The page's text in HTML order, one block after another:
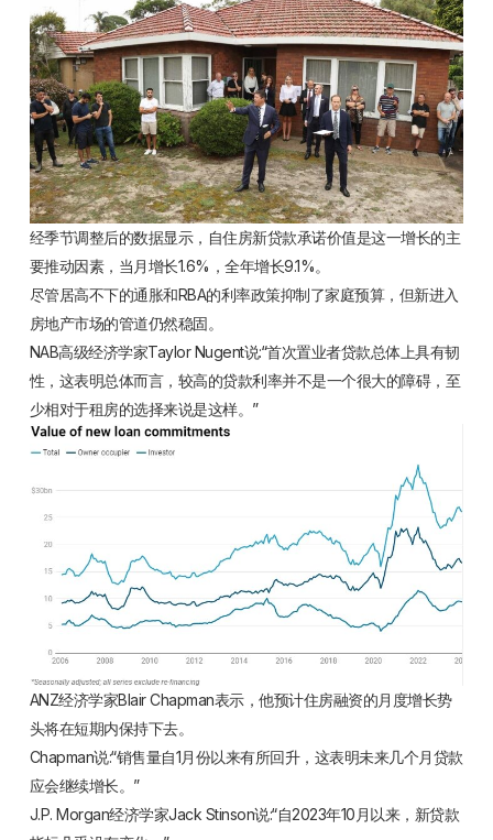
经季节调整后的数据显示，自住房新贷款承诺价值是这一增长的主
要推动因素，当月增长1.6%，全年增长9.1%。
尽管居高不下的通胀和RBA的利率政策抑制了家庭预算，但新进入
房地产市场的管道仍然稳固。
NAB高级经济学家Taylor Nugent说:“首次置业者贷款总体上具有韧
性，这表明总体而言，较高的贷款利率并不是一个很大的障碍，至
少相对于租房的选择来说是这样。”
ANZ经济学家Blair Chapman表示，他预计住房融资的月度增长势
头将在短期内保持下去。
Chapman说:“销售量自1月份以来有所回升，这表明未来几个月贷款
应会继续增长。”
J.P. Morgan经济学家Jack Stinson说:“自2023年10月以来，新贷款